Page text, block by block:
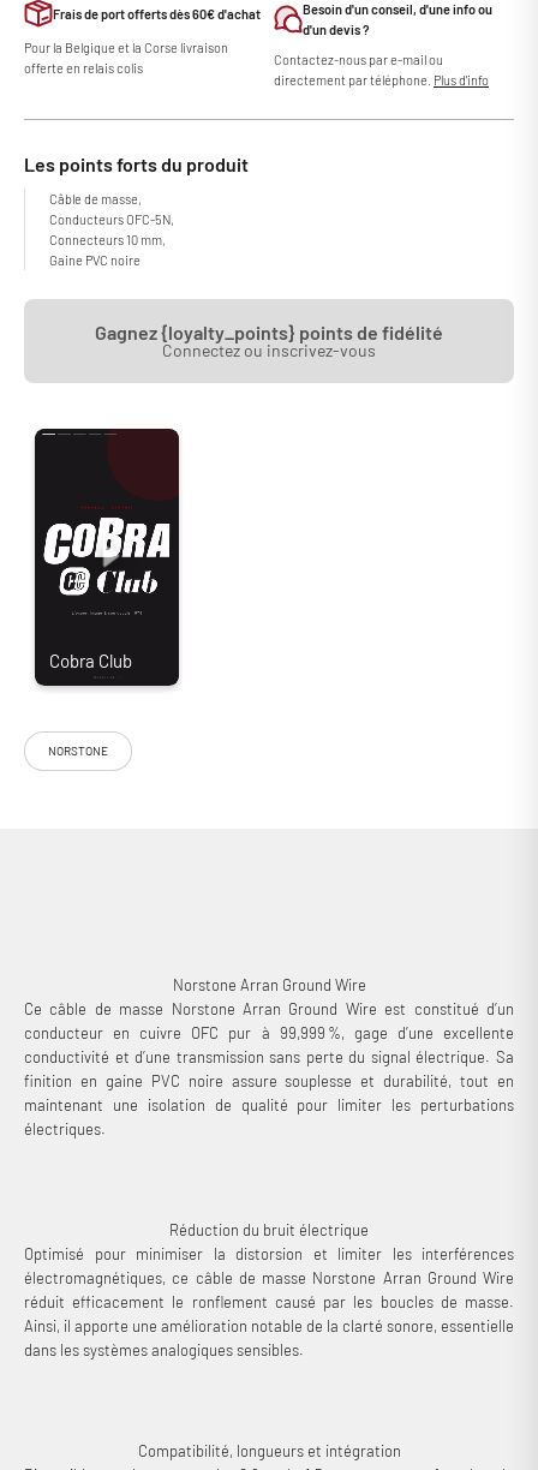
Frais de port offerts dès 60€ d'achat
Pour la Belgique et la Corse livraison
offerte en relais colis
Besoin d'un conseil, d'une info ou
d'un devis ?
Contactez-nous par e-mail ou
directement par téléphone. Plus d'info
Les points forts du produit
Câble de masse,
Conducteurs OFC-5N,
Connecteurs 10 mm,
Gaine PVC noire
Gagnez {loyalty_points} points de fidélité
Connectez ou inscrivez-vous
NORSTONE
Norstone Arran Ground Wire
Ce câble de masse Norstone Arran Ground Wire est constitué d’un
conducteur en cuivre OFC pur à 99,999 %, gage d’une excellente
conductivité et d’une transmission sans perte du signal électrique. Sa
finition en gaine PVC noire assure souplesse et durabilité, tout en
maintenant une isolation de qualité pour limiter les perturbations
électriques.
Réduction du bruit électrique
Optimisé pour minimiser la distorsion et limiter les interférences
électromagnétiques, ce câble de masse Norstone Arran Ground Wire
réduit efficacement le ronflement causé par les boucles de masse.
Ainsi, il apporte une amélioration notable de la clarté sonore, essentielle
dans les systèmes analogiques sensibles.
Compatibilité, longueurs et intégration